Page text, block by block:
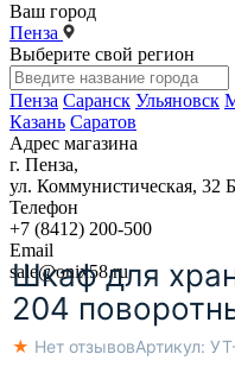
Ваш город
Пенза
Выберите свой регион
Пенза Саранск Ульяновск
Казань Саратов
Адрес магазина
г. Пенза,
ул. Коммунистическая, 32 Б
Телефон
+7 (8412) 200-500
Email
sale@onix58.ru
Шкаф для
204
★ Нет отзывовАртикул: